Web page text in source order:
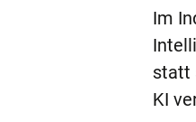
Im
statt
KI